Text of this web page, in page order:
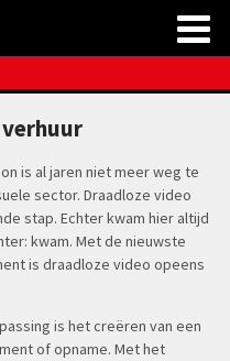
is al jaren niet meer weg te
sector. Draadloze video
stap. Echter kwam hier altijd
kwam. Met de nieuwste
is draadloze video opeens
is het creëren van een
of opname. Met het